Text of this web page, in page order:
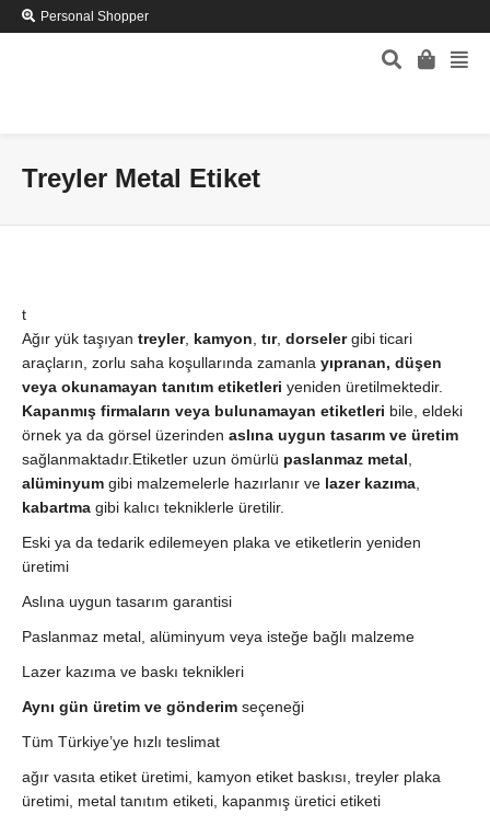
Personal Shopper
Treyler Metal Etiket
t
Ağır yük taşıyan treyler, kamyon tır, dorselergibi ticari
araçların, zorlu saha koşullarında zamanla yıpranan, düşen
veya okunamayan tanıtım etiketleri yeniden üretilmektedir.
Kapanmış firmaların veya bulunamayan etiketleri bile, eldeki
örnek ya da görsel üzerinden aslına uygun tasarım ve üretim
sağlanmaktadır.Etiketler uzun ömürlü paslanmaz metal
alüminyum gibi malzemelerle hazırlanır ve lazer kazıma
kabartma gibi kalıcı tekniklerle üretilir.
Eski ya da tedarik edilemeyen plaka ve etiketlerin yeniden
üretimi
Aslına uygun tasarım garantisi
Paslanmaz metal, alüminyum veya isteğe bağlı malzeme
Lazer kazıma ve baskı teknikleri
Aynı gün üretim ve gönderim seçeneği
Tüm Türkiye’ye hızlı teslimat
ağır vasıta etiket üretimi, kamyon etiket baskısı, treyler plaka
üretimi, metal tanıtım etiketi, kapanmış üretici etiketi